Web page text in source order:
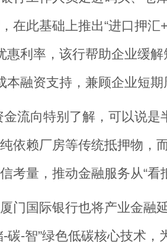
在此基础上推出“进口押汇
惠利率，该行帮助企业缓
融资支持，兼顾企业短期
流向特别了解，可以说是
依赖厂房等传统抵押物，
量，推动金融服务从“看
门国际银行也将产业金融
碳-智”绿色低碳核心技术